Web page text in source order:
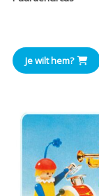
Je wilt hem?